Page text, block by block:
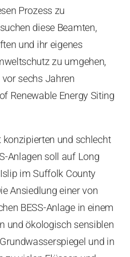
Prozess zu
diese Beamten,
und ihr eigenes
zu umgehen,
sechs Jahren
Renewable Energy Siting
konzipierten und schlecht
Anlagen soll auf Long
im Suffolk County
Ansiedlung einer von
BESS-Anlage in einem
und ökologisch sensiblen
und in